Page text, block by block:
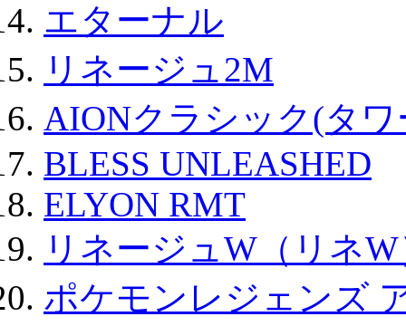
エターナル
リネージュ2M
AIONクラシック(タ
BLESS UNLEASHED
ELYON RMT
リネージュW（リネ
ポケモンレジェンズ